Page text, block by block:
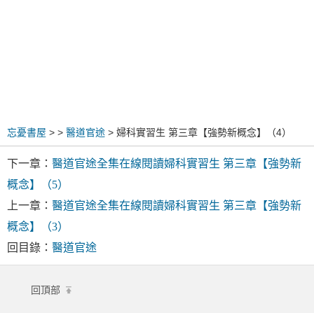
忘憂書屋 > > 醫道官途 > 婦科實習生 第三章【強勢新概念】（4）
下一章： 醫道官途全集在線閱讀婦科實習生 第三章【強勢新
概念】（5）
上一章： 醫道官途全集在線閱讀婦科實習生 第三章【強勢新
概念】（3）
回目錄： 醫道官途
回頂部